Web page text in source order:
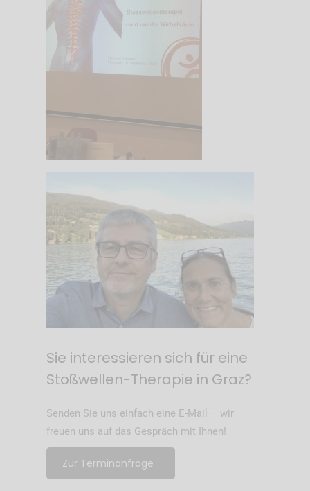
Sie interessieren sich für eine
Stoßwellen-Therapie in Graz?
Senden Sie uns einfach eine E-Mail – wir
freuen uns auf das Gespräch mit Ihnen!
Zur Terminanfrage